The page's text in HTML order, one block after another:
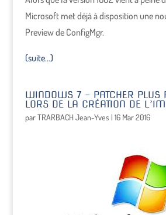
Microsoft met déjà à disposition une
Preview de ConfigMgr.
(suite…)
WINDOWS 7 – PATCHER PLUS
LORS DE LA CRÉATION DE
parTRARBACH Jean-Yves | 16 Mar 2016